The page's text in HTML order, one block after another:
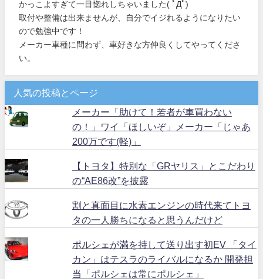
かっこよすぎて一目惚れしちゃいました( ﾟДﾟ)
取付や整備は出来ませんが、自分でイジれるようになりたい
ので勉強中です！
メーカー車種に問わず、車好きな方仲良くしてやってくださ
い。
人気の投稿とページ
メーカー「助けて！若者が車買わない
の！」ワイ「ほしいぞ」メーカー「じゃあ
200万です(軽)」
【トヨタ】特別な「GRヤリス」とこだわり
の“AE86改”を披露
割と真面目に水素エンジンの時代来てトヨ
タの一人勝ちになると思うんだけど
ポルシェが満を持して送り出す初EV 「タイ
カン」はテスラのライバルになるか 開発担
当「ポルシェは常にポルシェ」